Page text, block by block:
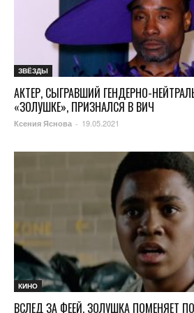
ЗВЁЗДЫ
АКТЕР, СЫГРАВШИЙ ГЕНДЕРНО-
«ЗОЛУШКЕ», ПРИЗНАЛСЯ В ВИЧ
Ксения Яснова - 19.05.2021
КИНО
ВСЛЕД ЗА ФЕЕЙ. ЗОЛУШКА ПОМЕНЯЕТ